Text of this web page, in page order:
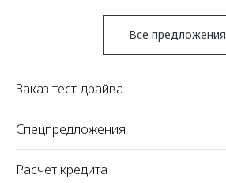
Все предложения
Заказ тест-драйва
Спецпредложения
Расчет кредита